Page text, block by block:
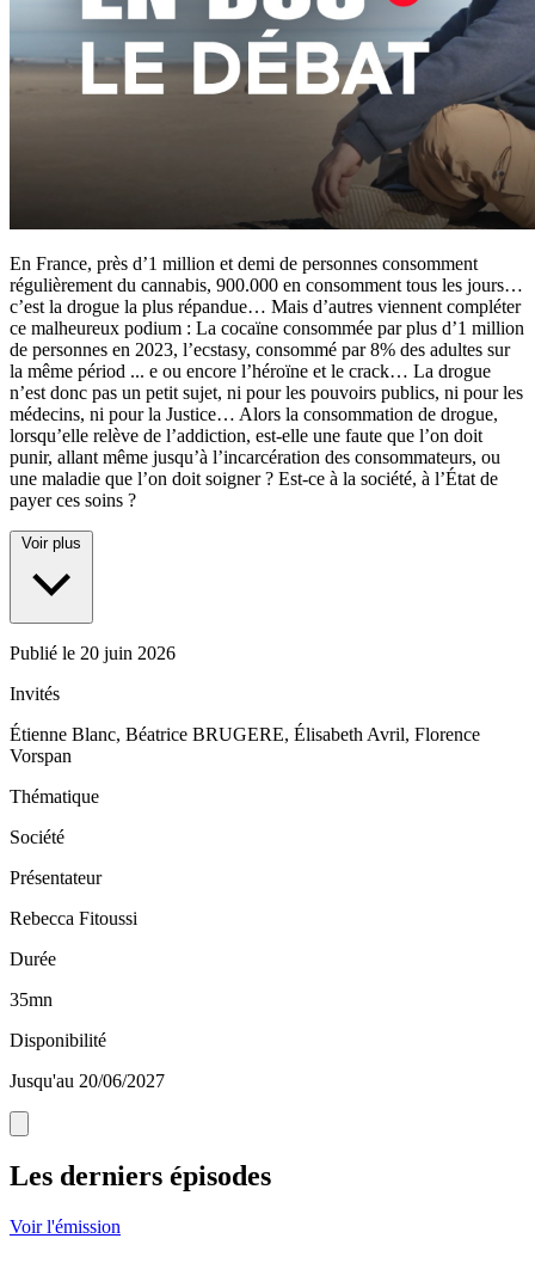
En France, près d’1 million et demi de personnes consomment
régulièrement du cannabis, 900.000 en consomment tous les jours…
c’est la drogue la plus répandue… Mais d’autres viennent compléter
ce malheureux podium : La cocaïne consommée par plus d’1 million
de personnes en 2023, l’ecstasy, consommé par 8% des adultes sur
la même périod ... e ou encore l’héroïne et le crack… La drogue
n’est donc pas un petit sujet, ni pour les pouvoirs publics, ni pour les
médecins, ni pour la Justice… Alors la consommation de drogue,
lorsqu’elle relève de l’addiction, est-elle une faute que l’on doit
punir, allant même jusqu’à l’incarcération des consommateurs, ou
une maladie que l’on doit soigner ? Est-ce à la société, à l’État de
payer ces soins ?
Voir plus
Publié le 20 juin 2026
Invités
Étienne Blanc, Béatrice BRUGERE, Élisabeth Avril, Florence
Vorspan
Thématique
Société
Présentateur
Rebecca Fitoussi
Durée
35mn
Disponibilité
Jusqu'au 20/06/2027
Les derniers épisodes
Voir l'émission